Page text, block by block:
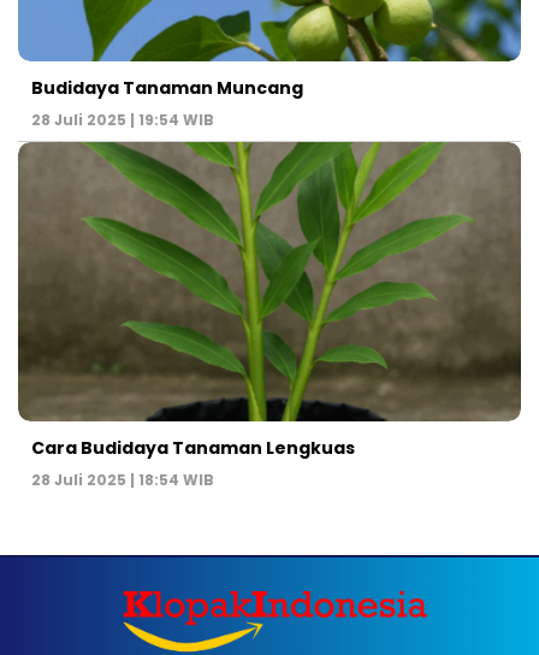
Budidaya Tanaman Muncang
28 Juli 2025 | 19:54 WIB
Cara Budidaya Tanaman Lengkuas
28 Juli 2025 | 18:54 WIB